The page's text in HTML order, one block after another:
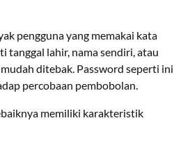
pengguna yang memakai kata
tanggal lahir, nama sendiri, atau
ditebak. Password seperti ini
percobaan pembobolan.
memiliki karakteristik